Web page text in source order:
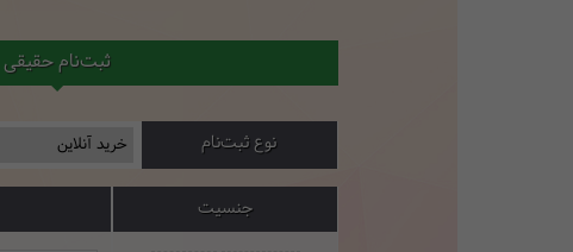
ثبت‌نام حقیقی
نوع ثبت‌نام
جنسیت